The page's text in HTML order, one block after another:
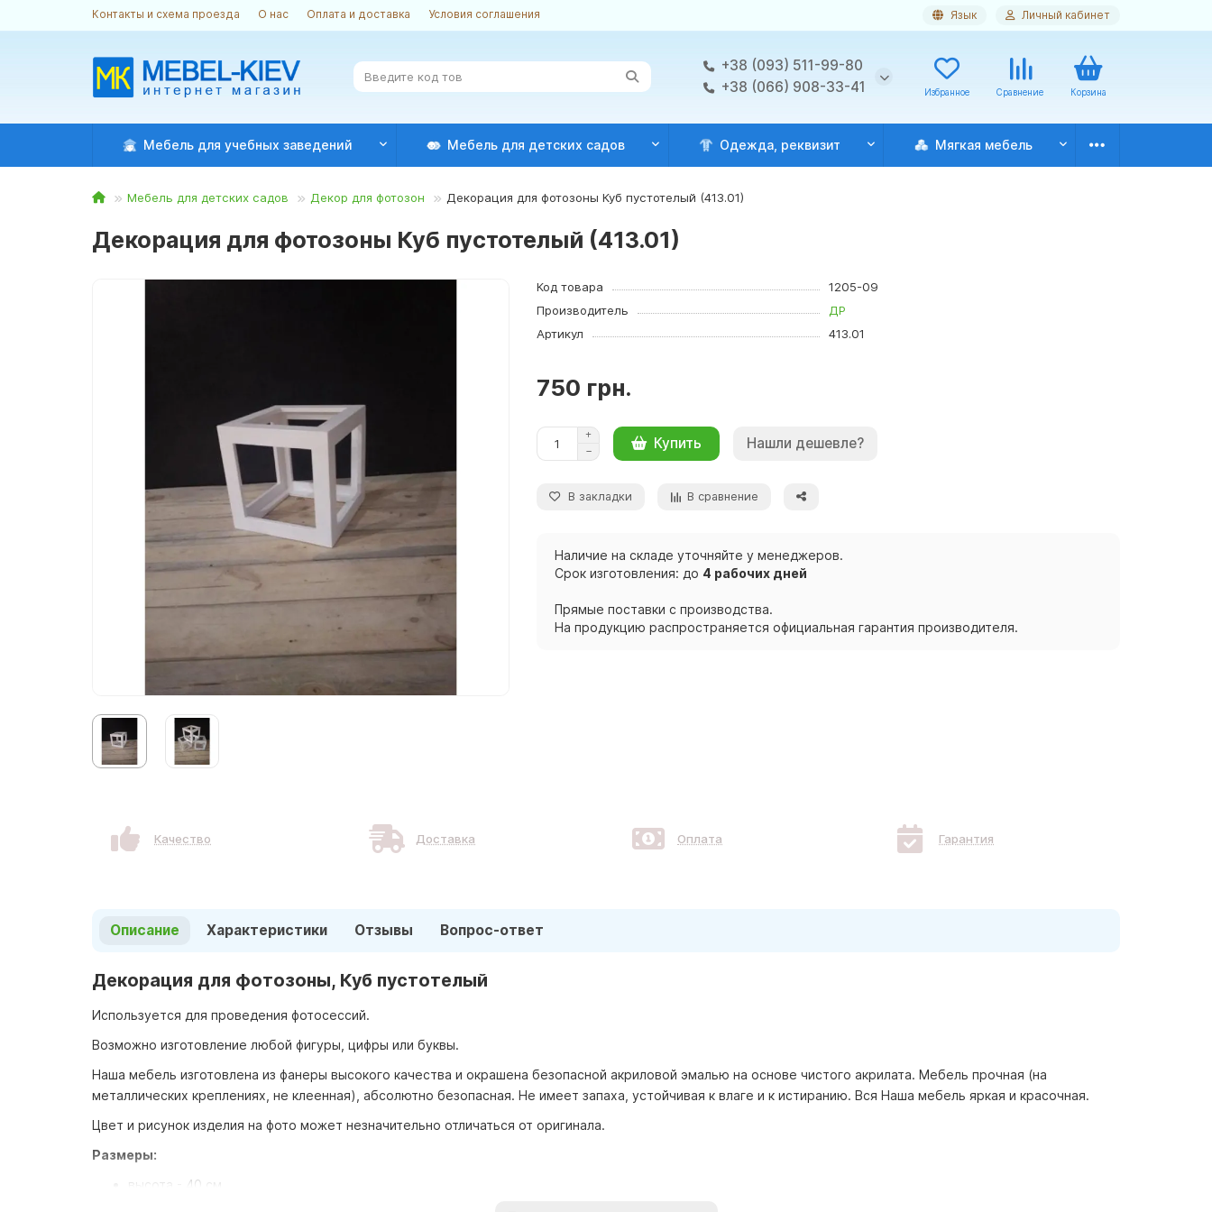
Контакты и схема проезда О нас Оплата и доставка Условия соглашения Язык Личный кабинет
+38 (093) 511-99-80
+38 (066) 908-33-41
Избранное Сравнение Корзина
Мебель для учебных заведений Мебель для детских садов Одежда, реквизит Мягкая мебель
Мебель для детских садов Декор для фотозон Декорация для фотозоны Куб пустотелый (413.01)
Декорация для фотозоны Куб пустотелый (413.01)
Код товара
1205-09
Производитель
ДР
Артикул
413.01
750 грн.
Купить Нашли дешевле?
В закладки В сравнение
Наличие на складе уточняйте у менеджеров.
Срок изготовления: до 4 рабочих дней
Прямые поставки с производства.
На продукцию распространяется официальная гарантия производителя.
Качество Доставка Оплата Гарантия
Описание Характеристики Отзывы Вопрос-ответ
Декорация для фотозоны, Куб пустотелый
Используется для проведения фотосессий.
Возможно изготовление любой фигуры, цифры или буквы.
Наша мебель изготовлена из фанеры высокого качества и окрашена безопасной акриловой эмалью на основе чистого акрилата. Мебель прочная (на
металлических креплениях, не клеенная), абсолютно безопасная. Не имеет запаха, устойчивая к влаге и к истиранию. Вся Наша мебель яркая и красочная.
Цвет и рисунок изделия на фото может незначительно отличаться от оригинала.
Размеры:
высота - 40 см